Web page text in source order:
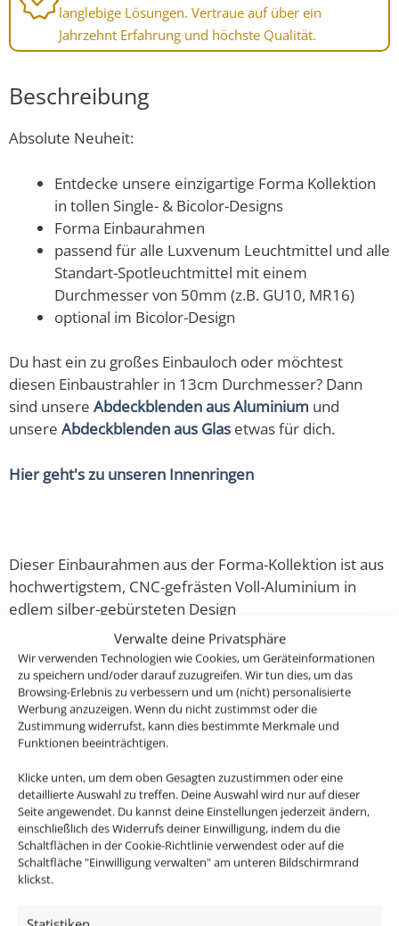
Verwalte deine Privatsphäre
Wir verwenden Technologien wie Cookies, um Geräteinformationen
zu speichern und/oder darauf zuzugreifen. Wir tun dies, um das
Browsing-Erlebnis zu verbessern und um (nicht) personalisierte
Werbung anzuzeigen. Wenn du nicht zustimmst oder die
Zustimmung widerrufst, kann dies bestimmte Merkmale und
Funktionen beeinträchtigen.
Klicke unten, um dem oben Gesagten zuzustimmen oder eine
detaillierte Auswahl zu treffen. Deine Auswahl wird nur auf dieser
Seite angewendet. Du kannst deine Einstellungen jederzeit ändern,
einschließlich des Widerrufs deiner Einwilligung, indem du die
Schaltflächen in der Cookie-Richtlinie verwendest oder auf die
Schaltfläche "Einwilligung verwalten" am unteren Bildschirmrand
klickst.
langlebige Lösungen. Vertraue auf über ein
Jahrzehnt Erfahrung und höchste Qualität.
Beschreibung
Absolute Neuheit:
Entdecke unsere einzigartige Forma Kollektion
in tollen Single- & Bicolor-Designs
Forma Einbaurahmen
passend für alle Luxvenum Leuchtmittel und alle
Standart-Spotleuchtmittel mit einem
Durchmesser von 50mm (z.B. GU10, MR16)
optional im Bicolor-Design
Du hast ein zu großes Einbauloch oder möchtest
diesen Einbaustrahler in 13cm Durchmesser? Dann
sind unsere Abdeckblenden aus Aluminium und
unsere Abdeckblenden aus Glas etwas für dich.
Hier geht's zu unseren Innenringen
Dieser Einbaurahmen aus der Forma-Kollektion ist aus
hochwertigstem, CNC-gefrästen Voll-Aluminium in
edlem silber-gebürsteten Design
Passende Leuchtmittel findest du hier im Shop!
Oder bestelle gleich unsere anschlussfertigen
Komplett-Sets und spare bares Geld!
1x Forma Aluminium Einbaurahmen silber-
gebürstet
Technische Daten